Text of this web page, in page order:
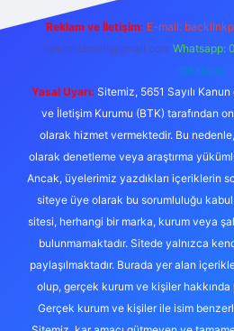
Reklam ve İletişim: E-mail:
forumhizmeti@gmail.com Whatsapp:
@karabul
Yasal Uyarı: Sitemiz, 5651 Sayılı
ve İletişim Kurumu (BTK) tarafından
olarak hizmet vermektedir. Bu
olarak denetleme veya araştırma
Ancak, üyelerimiz yazdıkları içeriklerin
siteye üye olarak bu sorumluluğu kabul
sitesi, herhangi bir marka, kurum veya
bulunmamaktadır. Sitede yalnızca
paylaşılmaktadır. Burada yer alan
olup, gerçek kurum ve kişiler hakkında
Gerçek kurum ve kişiler ile isim